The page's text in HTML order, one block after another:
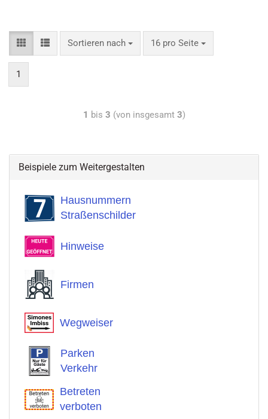
Sortieren nach 16 pro Seite
1
1 bis 3 (von insgesamt 3)
Beispiele zum Weitergestalten
Hausnummern
Straßenschilder
Hinweise
Firmen
Wegweiser
Parken
Verkehr
Betreten
verboten